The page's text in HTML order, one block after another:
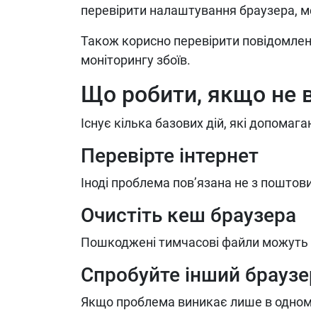
перевірити налаштування браузера,
Також корисно перевірити
моніторингу збоїв.
Що робити, якщо не
Існує кілька базових дій, які
Перевірте інтернет
Іноді проблема пов’язана не з
Очистіть кеш браузера
Пошкоджені тимчасові файли
Спробуйте інший
Якщо проблема виникає лише в